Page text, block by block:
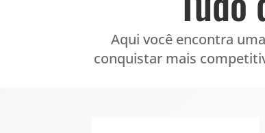
Aqui você encontra
conquistar mais